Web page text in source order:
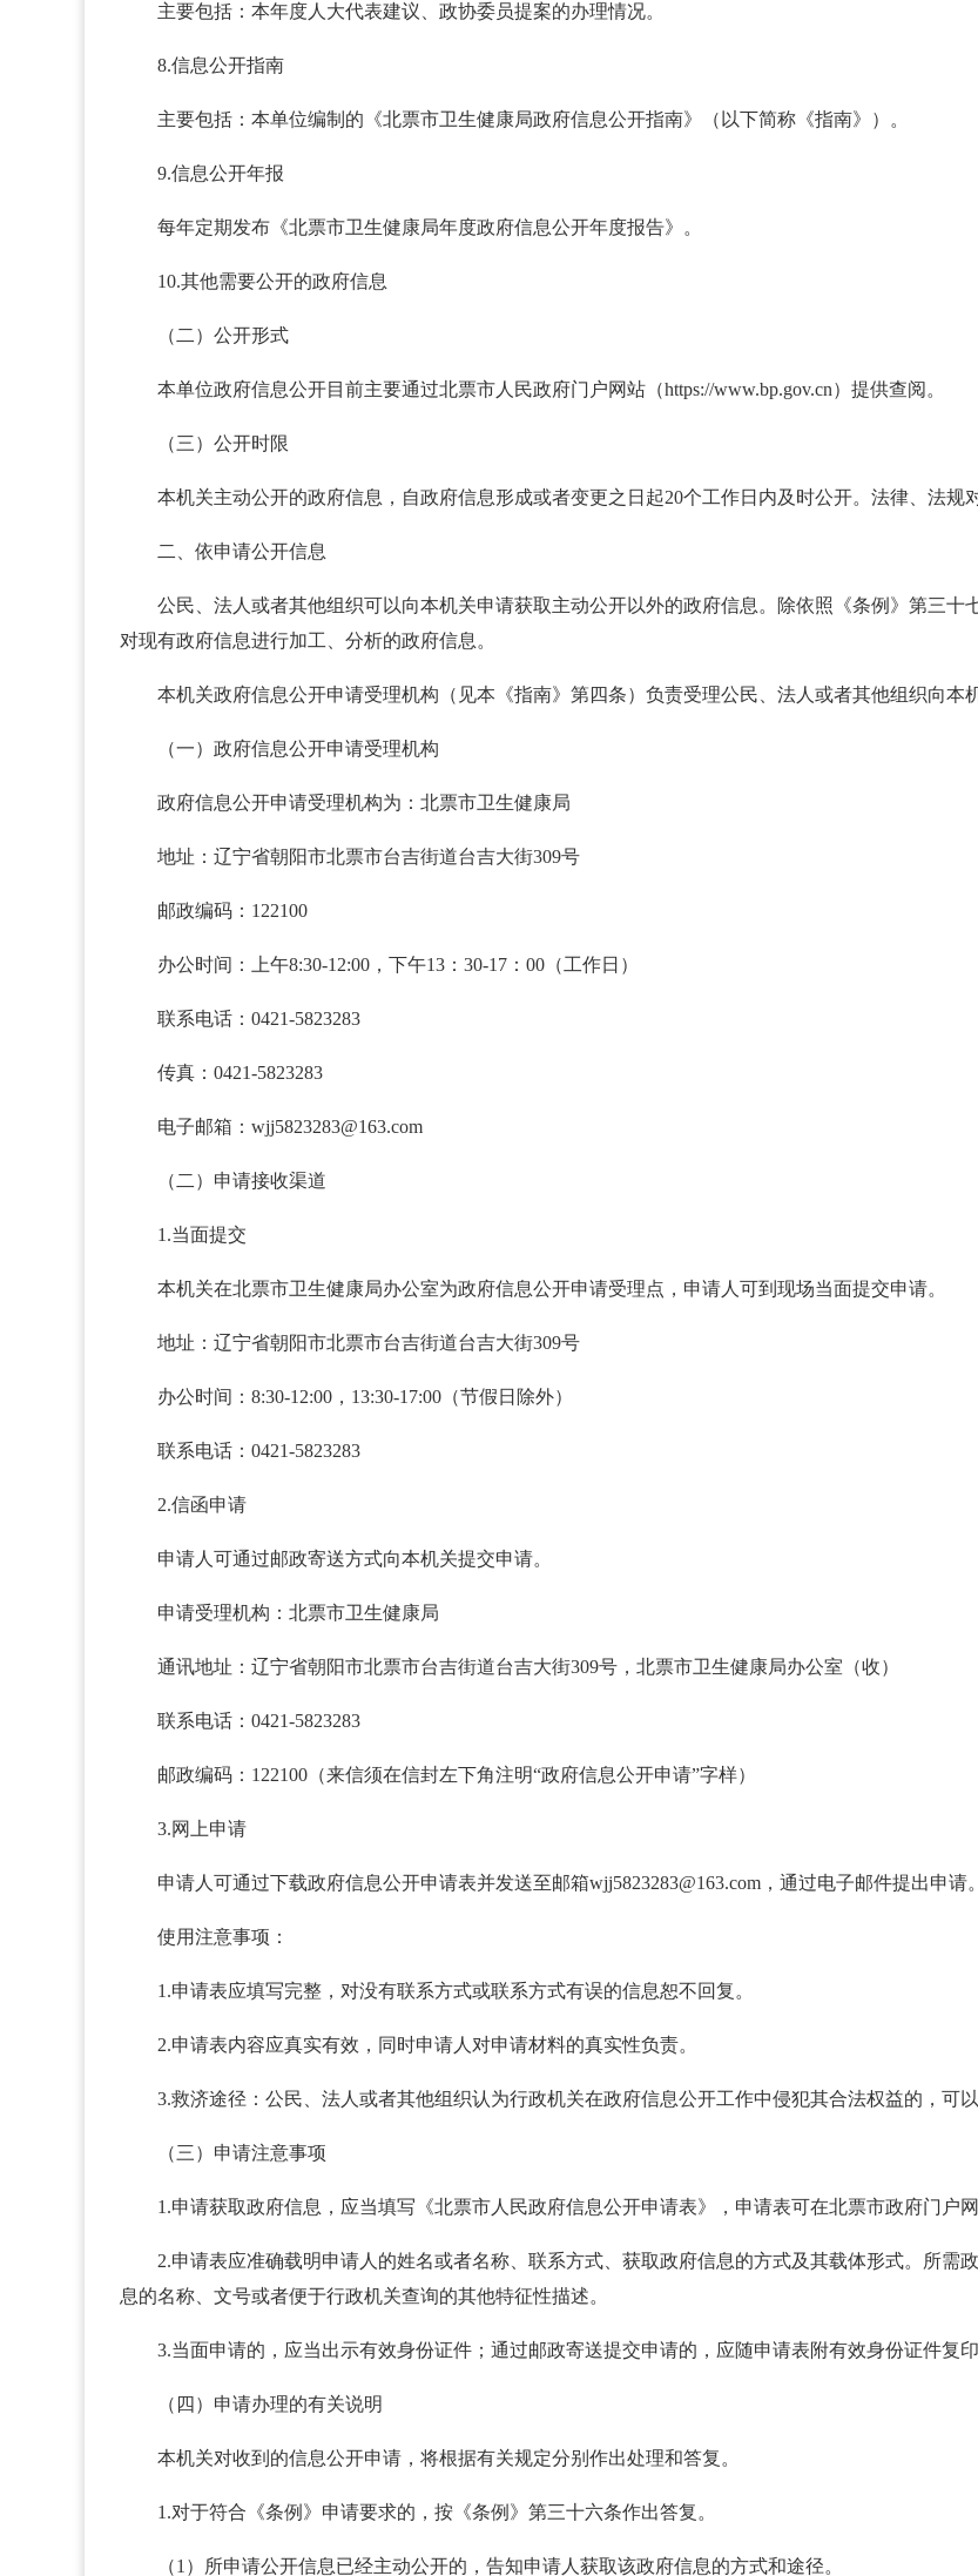
主要包括：本年度人大代表建议、政协委员提案的办理情况。
8.信息公开指南
主要包括：本单位编制的《北票市卫生健康局政府信息公开指南》（以下简称《指南》）。
9.信息公开年报
每年定期发布《北票市卫生健康局年度政府信息公开年度报告》。
10.其他需要公开的政府信息
（二）公开形式
本单位政府信息公开目前主要通过北票市人民政府门户网站（https://www.bp.gov.cn）提供查阅。
（三）公开时限
本机关主动公开的政府信息，自政府信息形成或者变更之日起20个工作日内及时公开。法律、法规
二、依申请公开信息
公民、法人或者其他组织可以向本机关申请获取主动公开以外的政府信息。除依照《条例》第三
对现有政府信息进行加工、分析的政府信息。
本机关政府信息公开申请受理机构（见本《指南》第四条）负责受理公民、法人或者其他组织向本
（一）政府信息公开申请受理机构
政府信息公开申请受理机构为：北票市卫生健康局
地址：辽宁省朝阳市北票市台吉街道台吉大街309号
邮政编码：122100
办公时间：上午8:30-12:00，下午13：30-17：00（工作日）
联系电话：0421-5823283
传真：0421-5823283
电子邮箱：wjj5823283@163.com
（二）申请接收渠道
1.当面提交
本机关在北票市卫生健康局办公室为政府信息公开申请受理点，申请人可到现场当面提交申请。
地址：辽宁省朝阳市北票市台吉街道台吉大街309号
办公时间：8:30-12:00，13:30-17:00（节假日除外）
联系电话：0421-5823283
2.信函申请
申请人可通过邮政寄送方式向本机关提交申请。
申请受理机构：北票市卫生健康局
通讯地址：辽宁省朝阳市北票市台吉街道台吉大街309号，北票市卫生健康局办公室（收）
联系电话：0421-5823283
邮政编码：122100（来信须在信封左下角注明“政府信息公开申请”字样）
3.网上申请
申请人可通过下载政府信息公开申请表并发送至邮箱wjj5823283@163.com，通过电子邮件提出申请。
使用注意事项：
1.申请表应填写完整，对没有联系方式或联系方式有误的信息恕不回复。
2.申请表内容应真实有效，同时申请人对申请材料的真实性负责。
3.救济途径：公民、法人或者其他组织认为行政机关在政府信息公开工作中侵犯其合法权益的，可
（三）申请注意事项
1.申请获取政府信息，应当填写《北票市人民政府信息公开申请表》，申请表可在北票市政府门户
2.申请表应准确载明申请人的姓名或者名称、联系方式、获取政府信息的方式及其载体形式。所需
息的名称、文号或者便于行政机关查询的其他特征性描述。
3.当面申请的，应当出示有效身份证件；通过邮政寄送提交申请的，应随申请表附有效身份证件复
（四）申请办理的有关说明
本机关对收到的信息公开申请，将根据有关规定分别作出处理和答复。
1.对于符合《条例》申请要求的，按《条例》第三十六条作出答复。
（1）所申请公开信息已经主动公开的，告知申请人获取该政府信息的方式和途径。